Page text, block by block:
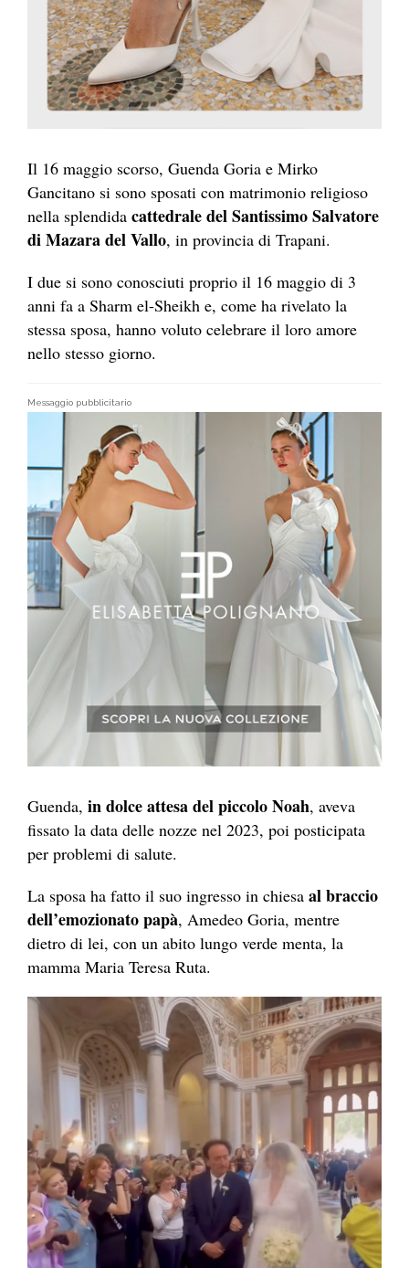
Il 16 maggio scorso, Guenda Goria e Mirko
Gancitano si sono sposati con matrimonio religioso
nella splendida cattedrale del Santissimo Salvatore
di Mazara del Vallo, in provincia di Trapani.
I due si sono conosciuti proprio il 16 maggio di 3
anni fa a Sharm el-Sheikh e, come ha rivelato la
stessa sposa, hanno voluto celebrare il loro amore
nello stesso giorno.
Messaggio pubblicitario
Guenda, in dolce attesa del piccolo Noah, aveva
fissato la data delle nozze nel 2023, poi posticipata
per problemi di salute.
La sposa ha fatto il suo ingresso in chiesa al braccio
dell’emozionato papà, Amedeo Goria, mentre
dietro di lei, con un abito lungo verde menta, la
mamma Maria Teresa Ruta.